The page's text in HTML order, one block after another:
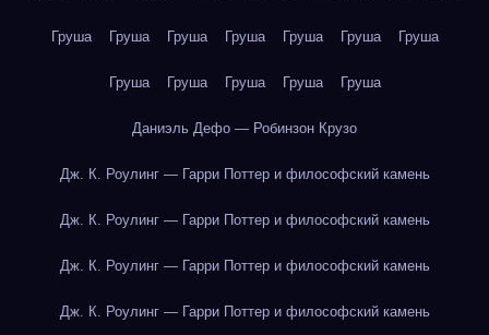
Груша Груша Груша Груша Груша Груша Груша
Груша Груша Груша Груша Груша
Даниэль Дефо — Робинзон Крузо
Дж. К. Роулинг — Гарри Поттер и философский камень
Дж. К. Роулинг — Гарри Поттер и философский камень
Дж. К. Роулинг — Гарри Поттер и философский камень
Дж. К. Роулинг — Гарри Поттер и философский камень